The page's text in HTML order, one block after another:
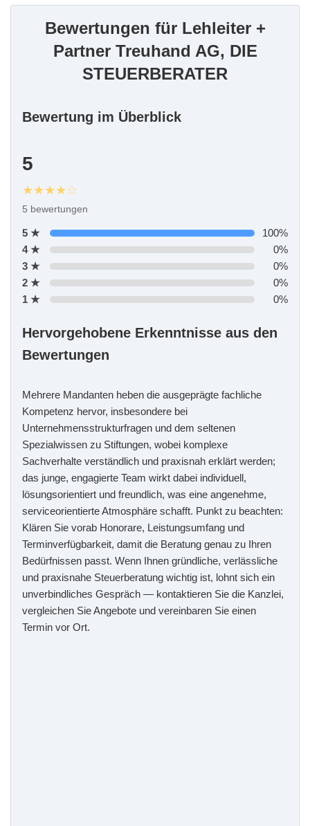
Bewertungen für Lehleiter +
Partner Treuhand AG, DIE
STEUERBERATER
Bewertung im Überblick
5
★★★★☆
5 bewertungen
5 ★
100%
4 ★
0%
3 ★
0%
2 ★
0%
1 ★
0%
Hervorgehobene Erkenntnisse aus den
Bewertungen
Mehrere Mandanten heben die ausgeprägte fachliche
Kompetenz hervor, insbesondere bei
Unternehmensstrukturfragen und dem seltenen
Spezialwissen zu Stiftungen, wobei komplexe
Sachverhalte verständlich und praxisnah erklärt werden;
das junge, engagierte Team wirkt dabei individuell,
lösungsorientiert und freundlich, was eine angenehme,
serviceorientierte Atmosphäre schafft. Punkt zu beachten:
Klären Sie vorab Honorare, Leistungsumfang und
Terminverfügbarkeit, damit die Beratung genau zu Ihren
Bedürfnissen passt. Wenn Ihnen gründliche, verlässliche
und praxisnahe Steuerberatung wichtig ist, lohnt sich ein
unverbindliches Gespräch — kontaktieren Sie die Kanzlei,
vergleichen Sie Angebote und vereinbaren Sie einen
Termin vor Ort.